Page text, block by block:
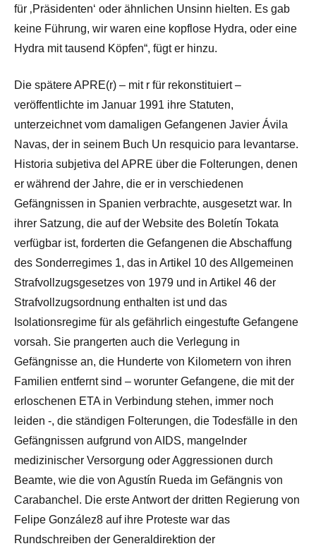
für ‚Präsidenten‘ oder ähnlichen Unsinn hielten. Es gab
keine Führung, wir waren eine kopflose Hydra, oder eine
Hydra mit tausend Köpfen“, fügt er hinzu.
Die spätere APRE(r) – mit r für rekonstituiert –
veröffentlichte im Januar 1991 ihre Statuten,
unterzeichnet vom damaligen Gefangenen Javier Ávila
Navas, der in seinem Buch Un resquicio para levantarse.
Historia subjetiva del APRE über die Folterungen, denen
er während der Jahre, die er in verschiedenen
Gefängnissen in Spanien verbrachte, ausgesetzt war. In
ihrer Satzung, die auf der Website des Boletín Tokata
verfügbar ist, forderten die Gefangenen die Abschaffung
des Sonderregimes 1, das in Artikel 10 des Allgemeinen
Strafvollzugsgesetzes von 1979 und in Artikel 46 der
Strafvollzugsordnung enthalten ist und das
Isolationsregime für als gefährlich eingestufte Gefangene
vorsah. Sie prangerten auch die Verlegung in
Gefängnisse an, die Hunderte von Kilometern von ihren
Familien entfernt sind – worunter Gefangene, die mit der
erloschenen ETA in Verbindung stehen, immer noch
leiden -, die ständigen Folterungen, die Todesfälle in den
Gefängnissen aufgrund von AIDS, mangelnder
medizinischer Versorgung oder Aggressionen durch
Beamte, wie die von Agustín Rueda im Gefängnis von
Carabanchel. Die erste Antwort der dritten Regierung von
Felipe González8 auf ihre Proteste war das
Rundschreiben der Generaldirektion der